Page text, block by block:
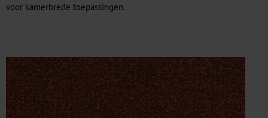
voor kamerbrede toepassingen.